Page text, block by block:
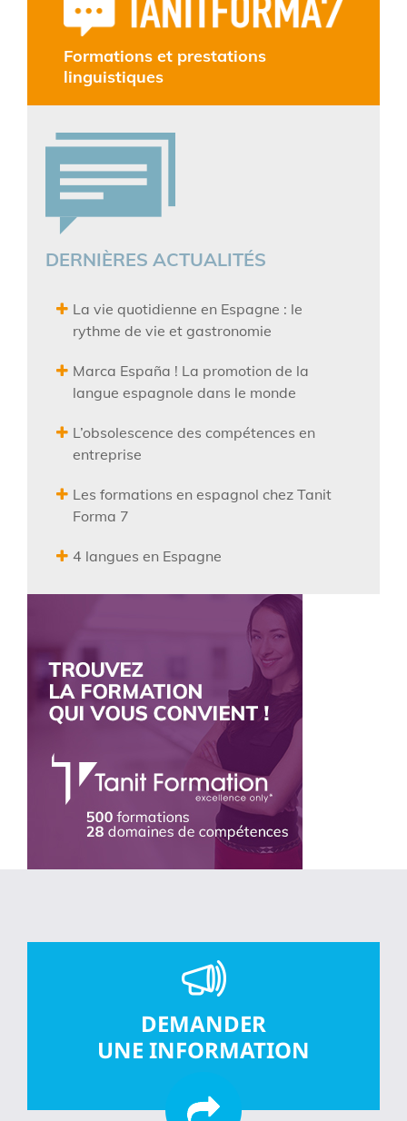
Formations et prestations
linguistiques
DERNIÈRES ACTUALITÉS
La vie quotidienne en Espagne : le
rythme de vie et gastronomie
Marca España ! La promotion de la
langue espagnole dans le monde
L’obsolescence des compétences en
entreprise
Les formations en espagnol chez Tanit
Forma 7
4 langues en Espagne
DEMANDER
UNE INFORMATION